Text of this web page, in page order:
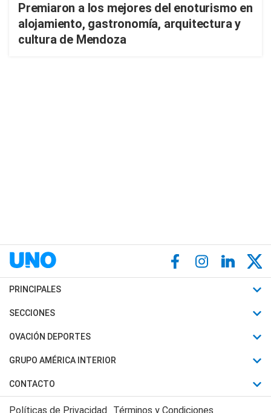
Premiaron a los mejores del enoturismo en
alojamiento, gastronomía, arquitectura y
cultura de Mendoza
PRINCIPALES
Últimas Noticias
Política
Judiciales
Economia
SECCIONES
Horóscopo
Motores
Trucos caseros
OVACIÓN DEPORTES
Fútbol
Mundial
Automovilismo
GRUPO AMÉRICA INTERIOR
Canal 7 en Vivo
CONTACTO
Acerca de Nosotros
Políticas de Privacidad Términos y Condiciones